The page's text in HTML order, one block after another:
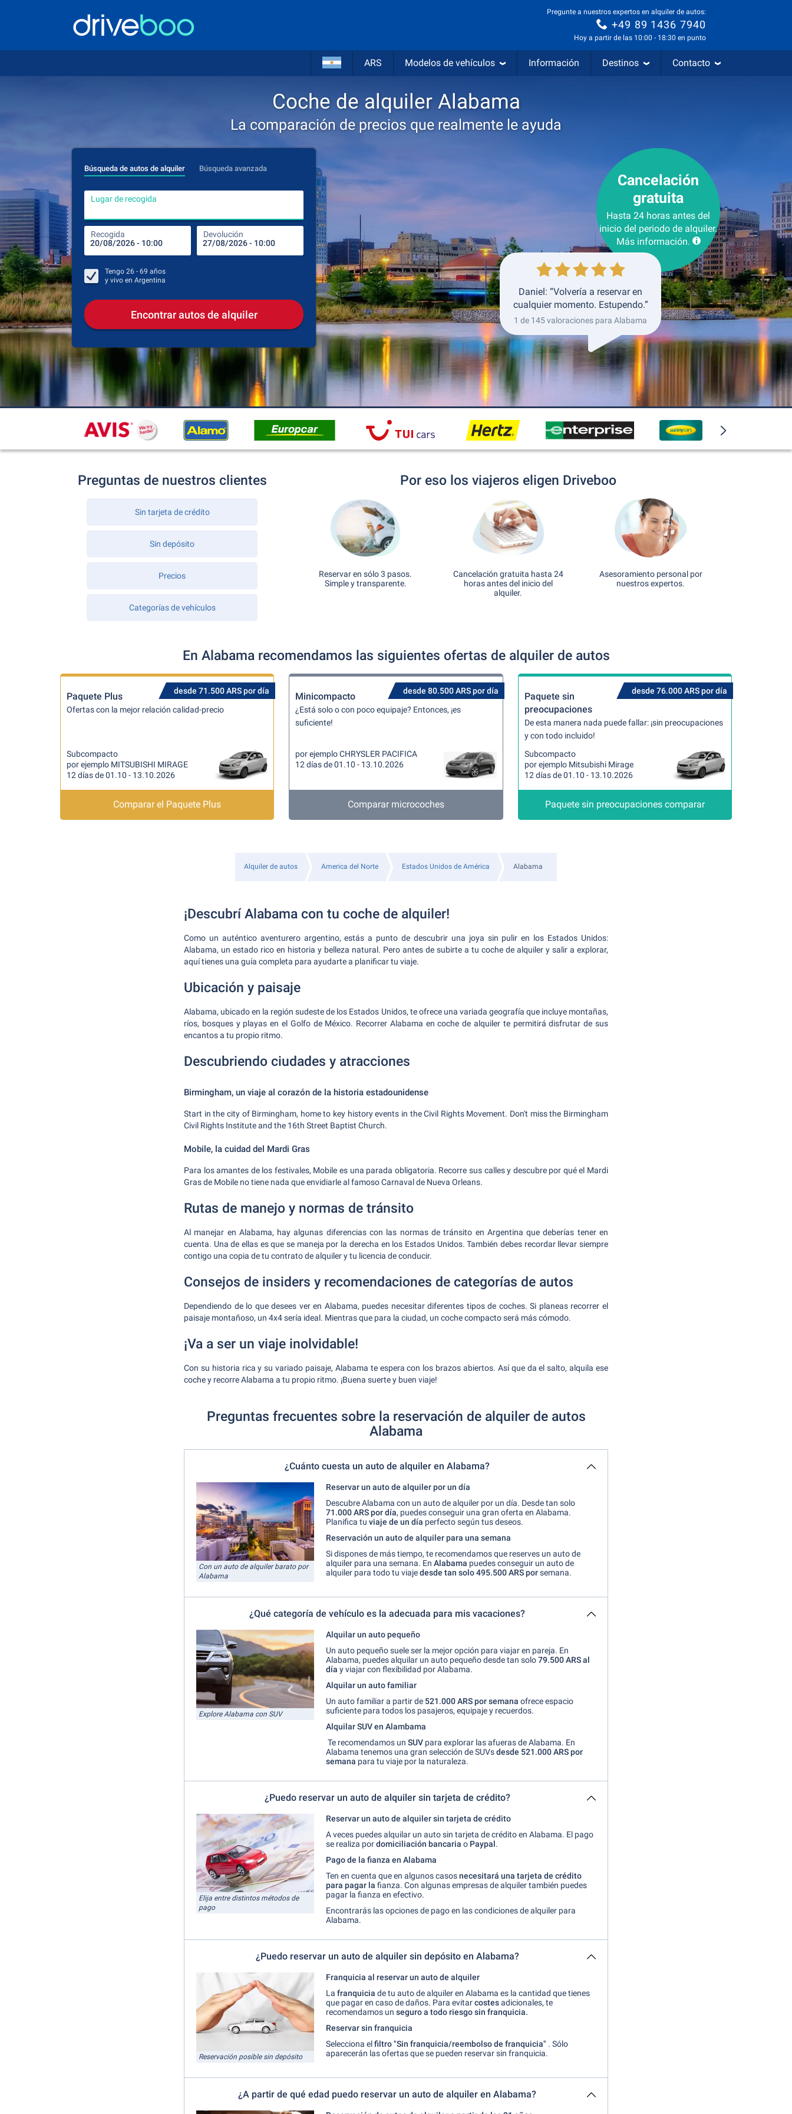
Pregunte a nuestros expertos en alquiler de autos:
+49 89 1436 7940
Hoy a partir de las 10:00 - 18:30 en punto
ARS Modelos de vehículos Información Destinos Contacto
Coche de alquiler Alabama
La comparación de precios que realmente le ayuda
Búsqueda de autos de alquiler Búsqueda avanzada
Lugar de recogida
Recogida Devolución
Lugar de recogida
Lugar de devolución
Recogida Devolución
Tengo 26 - 69 años
y vivo en Argentina
Encontrar autos de alquiler
Cancelación
gratuita
Hasta 24 horas antes del
inicio del periodo de alquiler.
Más información.
Daniel: “Volvería a reservar en
cualquier momento. Estupendo.”
1 de 145 valoraciones para Alabama
Preguntas de nuestros clientes
Sin tarjeta de crédito
Sin depósito
Precios
Categorías de vehículos
Por eso los viajeros eligen Driveboo
Reservar en sólo 3 pasos.
Simple y transparente.
Cancelación gratuita hasta 24
horas antes del inicio del
alquiler.
Asesoramiento personal por
nuestros expertos.
En Alabama recomendamos las siguientes ofertas de alquiler de autos
desde 71.500 ARS por día
Paquete Plus
Ofertas con la mejor relación calidad-precio
Subcompacto
por ejemplo MITSUBISHI MIRAGE
12 días de 01.10 - 13.10.2026
Comparar el Paquete Plus
desde 80.500 ARS por día
Minicompacto
¿Está solo o con poco equipaje? Entonces, ¡es
suficiente!
por ejemplo CHRYSLER PACIFICA
12 días de 01.10 - 13.10.2026
Comparar microcoches
desde 76.000 ARS por día
Paquete sin
preocupaciones
De esta manera nada puede fallar: ¡sin preocupaciones
y con todo incluido!
Subcompacto
por ejemplo Mitsubishi Mirage
12 días de 01.10 - 13.10.2026
Paquete sin preocupaciones comparar
Alquiler de autos America del Norte Estados Unidos de América Alabama
¡Descubrí Alabama con tu coche de alquiler!
Como un auténtico aventurero argentino, estás a punto de descubrir una joya sin pulir en los Estados Unidos:
Alabama, un estado rico en historia y belleza natural. Pero antes de subirte a tu coche de alquiler y salir a explorar,
aquí tienes una guía completa para ayudarte a planificar tu viaje.
Ubicación y paisaje
Alabama, ubicado en la región sudeste de los Estados Unidos, te ofrece una variada geografía que incluye montañas,
ríos, bosques y playas en el Golfo de México. Recorrer Alabama en coche de alquiler te permitirá disfrutar de sus
encantos a tu propio ritmo.
Descubriendo ciudades y atracciones
Birmingham, un viaje al corazón de la historia estadounidense
Start in the city of Birmingham, home to key history events in the Civil Rights Movement. Don't miss the Birmingham
Civil Rights Institute and the 16th Street Baptist Church.
Mobile, la cuidad del Mardi Gras
Para los amantes de los festivales, Mobile es una parada obligatoria. Recorre sus calles y descubre por qué el Mardi
Gras de Mobile no tiene nada que envidiarle al famoso Carnaval de Nueva Orleans.
Rutas de manejo y normas de tránsito
Al manejar en Alabama, hay algunas diferencias con las normas de tránsito en Argentina que deberías tener en
cuenta. Una de ellas es que se maneja por la derecha en los Estados Unidos. También debes recordar llevar siempre
contigo una copia de tu contrato de alquiler y tu licencia de conducir.
Consejos de insiders y recomendaciones de categorías de autos
Dependiendo de lo que desees ver en Alabama, puedes necesitar diferentes tipos de coches. Si planeas recorrer el
paisaje montañoso, un 4x4 sería ideal. Mientras que para la ciudad, un coche compacto será más cómodo.
¡Va a ser un viaje inolvidable!
Con su historia rica y su variado paisaje, Alabama te espera con los brazos abiertos. Así que da el salto, alquila ese
coche y recorre Alabama a tu propio ritmo. ¡Buena suerte y buen viaje!
Preguntas frecuentes sobre la reservación de alquiler de autos
Alabama
¿Cuánto cuesta un auto de alquiler en Alabama?
Con un auto de alquiler barato por
Alabama
Reservar un auto de alquiler por un día
Descubre Alabama con un auto de alquiler por un día. Desde tan solo
71.000 ARS por día, puedes conseguir una gran oferta en Alabama.
Planifica tu viaje de un día perfecto según tus deseos.
Reservación un auto de alquiler para una semana
Si dispones de más tiempo, te recomendamos que reserves un auto de
alquiler para una semana. En Alabama puedes conseguir un auto de
alquiler para todo tu viajedesde tan solo 495.500 ARS porsemana.
¿Qué categoría de vehículo es la adecuada para mis vacaciones?
Explore Alabama con SUV
Alquilar un auto pequeño
Un auto pequeño suele ser la mejor opción para viajar en pareja. En
Alabama, puedes alquilar un auto pequeño desde tan solo79.500 ARS al
día y viajar con flexibilidad por Alabama.
Alquilar un auto familiar
Un auto familiar a partir de 521.000 ARS por semana ofrece espacio
suficiente para todos los pasajeros, equipaje y recuerdos.
Alquilar SUV en Alambama
Te recomendamos un SUV para explorar las afueras de Alabama. En
Alabama tenemos una gran selección de SUVsdesde 521.000 ARS por
semana para tu viaje por la naturaleza.
¿Puedo reservar un auto de alquiler sin tarjeta de crédito?
Elija entre distintos métodos de
pago
Reservar un auto de alquiler sin tarjeta de crédito
A veces puedes alquilar un auto sin tarjeta de crédito en Alabama. El pago
se realiza pordomiciliación bancaria o Paypal.
Pago de la fianza en Alabama
Ten en cuenta que en algunos casosnecesitará una tarjeta de crédito
para pagar la fianza. Con algunas empresas de alquiler también puedes
pagar la fianza en efectivo.
Encontrarás las opciones de pago en las condiciones de alquiler para
Alabama.
¿Puedo reservar un auto de alquiler sin depósito en Alabama?
Reservación posible sin depósito
Franquicia al reservar un auto de alquiler
La franquicia de tu auto de alquiler en Alabama es la cantidad que tienes
que pagar en caso de daños. Para evitarcostesadicionales, te
recomendamos un seguro a todo riesgo sin franquicia.
Reservar sin franquicia
Selecciona elfiltro "Sin franquicia/reembolso de franquicia" . Sólo
aparecerán las ofertas que se pueden reservar sin franquicia.
¿A partir de qué edad puedo reservar un auto de alquiler en Alabama?